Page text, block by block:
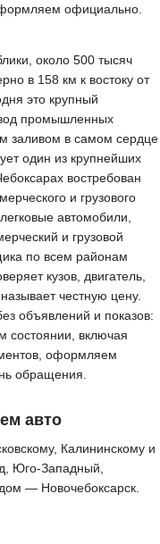
официально.
около 500 тысяч
в 158 км к востоку от
это крупный
промышленных
заливом в самом сердце
один из крупнейших
востребован
и грузового
автомобили,
и грузовой
по всем районам
кузов, двигатель,
честную цену.
объявлений и показов:
состоянии, включая
оформляем
обращения.
авто
Калининскому и
Юго-Западный,
— Новочебоксарск.